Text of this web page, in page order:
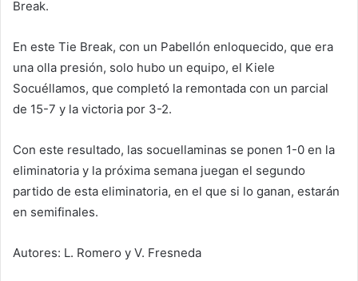
Break.
En este Tie Break, con un Pabellón enloquecido, que era
una olla presión, solo hubo un equipo, el Kiele
Socuéllamos, que completó la remontada con un parcial
de 15-7 y la victoria por 3-2.
Con este resultado, las socuellaminas se ponen 1-0 en la
eliminatoria y la próxima semana juegan el segundo
partido de esta eliminatoria, en el que si lo ganan, estarán
en semifinales.
Autores: L. Romero y V. Fresneda